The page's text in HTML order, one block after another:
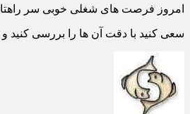
امروز فرصت های شغلی خوبی سر
سعی کنید با دقت آن ها را بررسی کنید و